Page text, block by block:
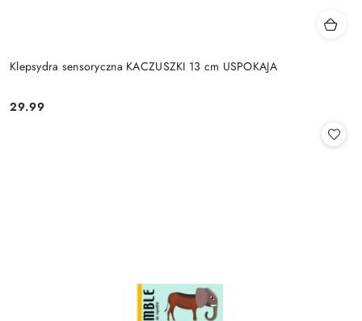
Klepsydra sensoryczna KACZUSZKI 13 cm USPOKAJA
Cena:
29.99